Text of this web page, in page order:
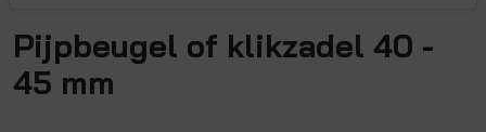
Pijpbeugel of klikzadel 40 -
45 mm